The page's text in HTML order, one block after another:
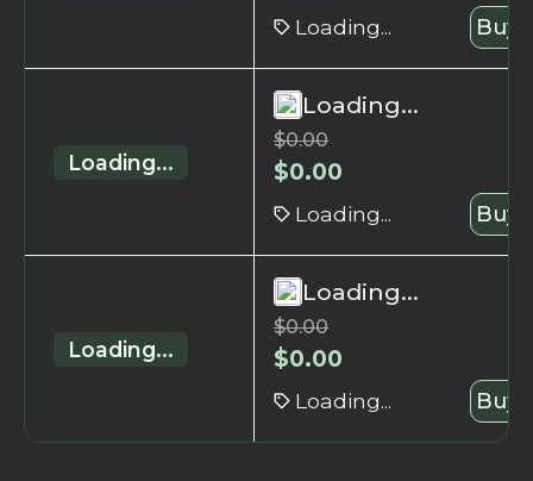
Loading... Buy
Loading...
Loading...
$0.00
$0.00
Loading... Buy
Loading...
Loading...
$0.00
$0.00
Loading... Buy